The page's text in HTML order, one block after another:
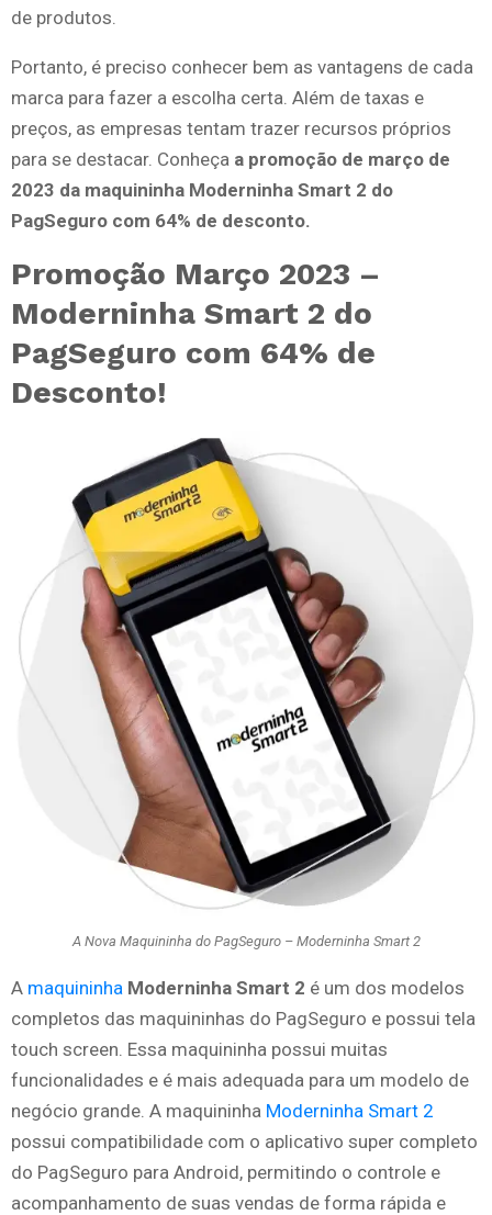
de produtos.
Portanto, é preciso conhecer bem as vantagens de cada
marca para fazer a escolha certa. Além de taxas e
preços, as empresas tentam trazer recursos próprios
para se destacar. Conheça a promoção de março de
2023 da maquininha Moderninha Smart 2 do
PagSeguro com 64% de desconto.
Promoção Março 2023 –
Moderninha Smart 2 do
PagSeguro com 64% de
Desconto!
A Nova Maquininha do PagSeguro – Moderninha Smart 2
A maquininha Moderninha Smart 2 é um dos modelos
completos das maquininhas do PagSeguro e possui tela
touch screen. Essa maquininha possui muitas
funcionalidades e é mais adequada para um modelo de
negócio grande. A maquininha Moderninha Smart 2
possui compatibilidade com o aplicativo super completo
do PagSeguro para Android, permitindo o controle e
acompanhamento de suas vendas de forma rápida e